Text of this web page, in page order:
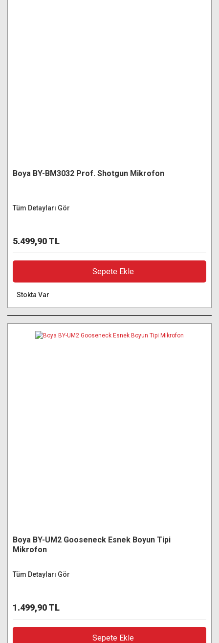
Boya BY-BM3032 Prof. Shotgun Mikrofon
Tüm Detayları Gör
5.499,90 TL
Sepete Ekle
Stokta Var
Boya BY-UM2 Gooseneck Esnek Boyun Tipi
Mikrofon
Tüm Detayları Gör
1.499,90 TL
Sepete Ekle